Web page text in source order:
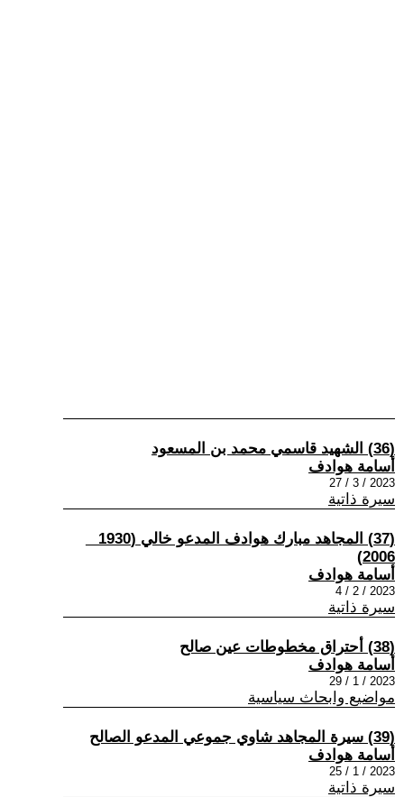
(36) الشهيد قاسمي محمد بن المسعود
أسامة هوادف
2023 / 3 / 27
سيرة ذاتية
2006)
أسامة هوادف
2023 / 2 / 4
سيرة ذاتية
(38) أحتراق مخطوطات عين صالح
أسامة هوادف
2023 / 1 / 29
مواضيع وابحاث سياسية
(39) سيرة المجاهد شاوي جموعي المدعو الصالح
أسامة هوادف
2023 / 1 / 25
سيرة ذاتية